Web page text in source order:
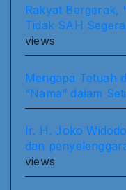
Rakyat Bergerak,
Tidak SAH
views
Mengapa Tetuah
“Nama” dalam
Ir. H. Joko
dan
views